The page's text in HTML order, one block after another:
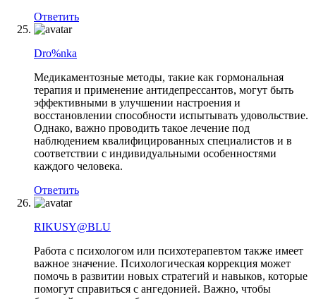
Ответить
Dro%nka
Медикаментозные методы, такие как гормональная
терапия и применение антидепрессантов, могут быть
эффективными в улучшении настроения и
восстановлении способности испытывать удовольствие.
Однако, важно проводить такое лечение под
наблюдением квалифицированных специалистов и в
соответствии с индивидуальными особенностями
каждого человека.
Ответить
RIKUSY@BLU
Работа с психологом или психотерапевтом также имеет
важное значение. Психологическая коррекция может
помочь в развитии новых стратегий и навыков, которые
помогут справиться с ангедонией. Важно, чтобы